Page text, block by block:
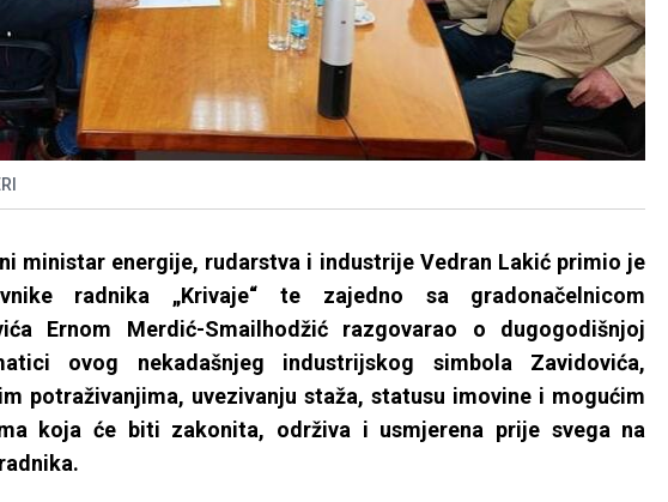
ministar energije, rudarstva i industrije Vedran Lakić primio je
radnika „Krivaje“ te zajedno sa gradonačelnicom
Ernom Merdić-Smailhodžić razgovarao o dugogodišnjoj
ovog nekadašnjeg industrijskog simbola Zavidovića,
potraživanjima, uvezivanju staža, statusu imovine i mogućim
koja će biti zakonita, održiva i usmjerena prije svega na